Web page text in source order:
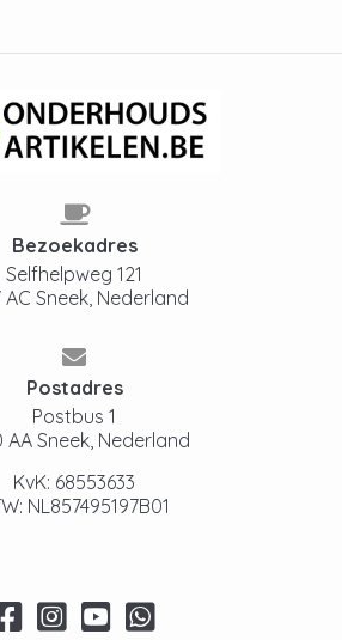
Bezoekadres
Selfhelpweg 121
AC Sneek, Nederland
Postadres
Postbus 1
AA Sneek, Nederland
KvK: 68553633
NL857495197B01